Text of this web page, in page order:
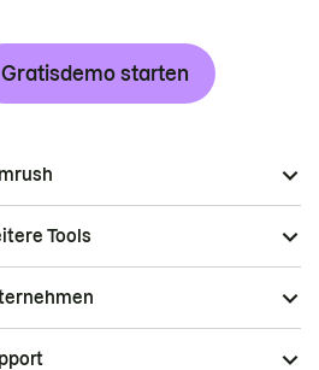
Gratisdemo starten
Tools